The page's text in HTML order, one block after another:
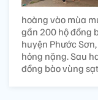
hoàng vào mùa
gần 200 hộ đồng
huyện Phước
hỏng nặng. Sau
đồng bào vùng